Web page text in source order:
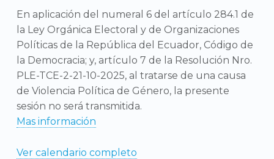
En aplicación del numeral 6 del artículo 284.1 de
la Ley Orgánica Electoral y de Organizaciones
Políticas de la República del Ecuador, Código de
la Democracia; y, artículo 7 de la Resolución Nro.
PLE-TCE-2-21-10-2025, al tratarse de una causa
de Violencia Política de Género, la presente
sesión no será transmitida.
Mas información
Ver calendario completo